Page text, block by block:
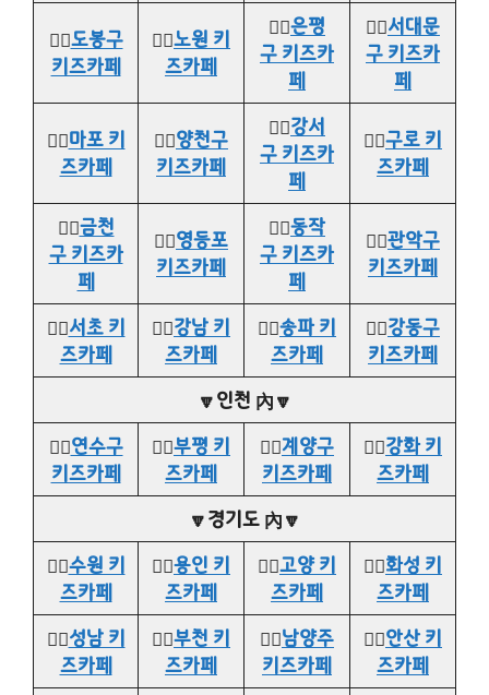
👉🏻도봉구
키즈카페
👉🏻노원 키
즈카페
👉🏻은평
구 키즈카
페
👉🏻서대문
구 키즈카
페
👉🏻마포 키
즈카페
👉🏻양천구
키즈카페
👉🏻강서
구 키즈카
페
👉🏻구로 키
즈카페
👉🏻금천
구 키즈카
페
👉🏻영등포
키즈카페
👉🏻동작
구 키즈카
페
👉🏻관악구
키즈카페
👉🏻서초 키
즈카페
👉🏻강남 키
즈카페
👉🏻송파 키
즈카페
👉🏻강동구
키즈카페
🔽인천 內🔽
👉🏻연수구
키즈카페
👉🏻부평 키
즈카페
👉🏻계양구
키즈카페
👉🏻강화 키
즈카페
🔽경기도 內🔽
👉🏻수원 키
즈카페
👉🏻용인 키
즈카페
👉🏻고양 키
즈카페
👉🏻화성 키
즈카페
👉🏻성남 키
즈카페
👉🏻부천 키
즈카페
👉🏻남양주
키즈카페
👉🏻안산 키
즈카페